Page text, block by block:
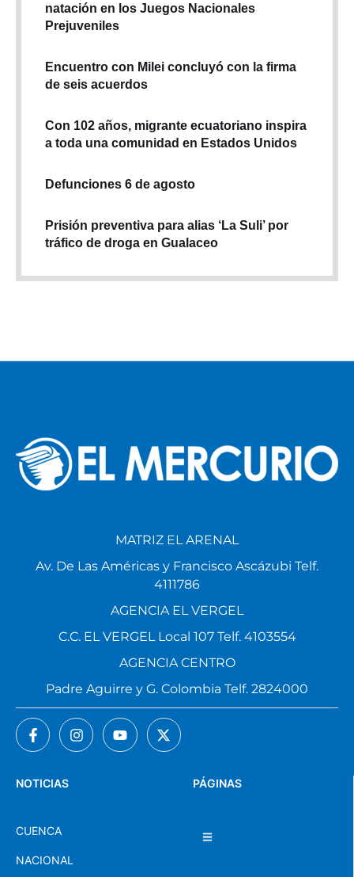
natación en los Juegos Nacionales
Prejuveniles
Encuentro con Milei concluyó con la firma
de seis acuerdos
Con 102 años, migrante ecuatoriano inspira
a toda una comunidad en Estados Unidos
Defunciones 6 de agosto
Prisión preventiva para alias ‘La Suli’ por
tráfico de droga en Gualaceo
PÁGINAS
NOTICIAS
CUENCA
NACIONAL
MATRIZ EL ARENAL
Av. De Las Américas y Francisco Ascázubi Telf.
4111786
AGENCIA EL VERGEL
C.C. EL VERGEL Local 107 Telf. 4103554
AGENCIA CENTRO
Padre Aguirre y G. Colombia Telf. 2824000